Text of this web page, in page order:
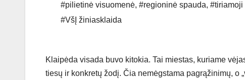
#pilietinė visuomenė, #regioninė spauda, #tiriamoji
#VšĮ žiniasklaida
Klaipėda visada buvo kitokia. Tai miestas, kuriame
tiesų ir konkretų žodį. Čia nemėgstama pagrąžinimų, o